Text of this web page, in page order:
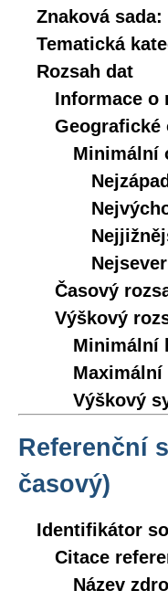
Znaková sada:
Tematická
Rozsah dat
Informace o
Geografické
Minimální
Časový
Výškový
Minimální
Maximální
Výškový
Referenční
časový)
Identifikátor
Citace
Název